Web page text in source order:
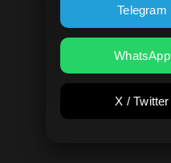
Telegram
WhatsApp
X / Twitter